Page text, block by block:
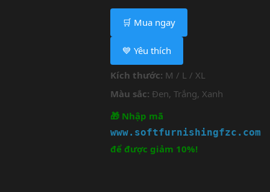
🛒 Mua ngay
💙 Yêu thích
Kích thước: M / L / XL
Màu sắc: Đen, Trắng, Xanh
🎁 Nhập mã
www.softfurnishingfzc.com
để được giảm 10%!